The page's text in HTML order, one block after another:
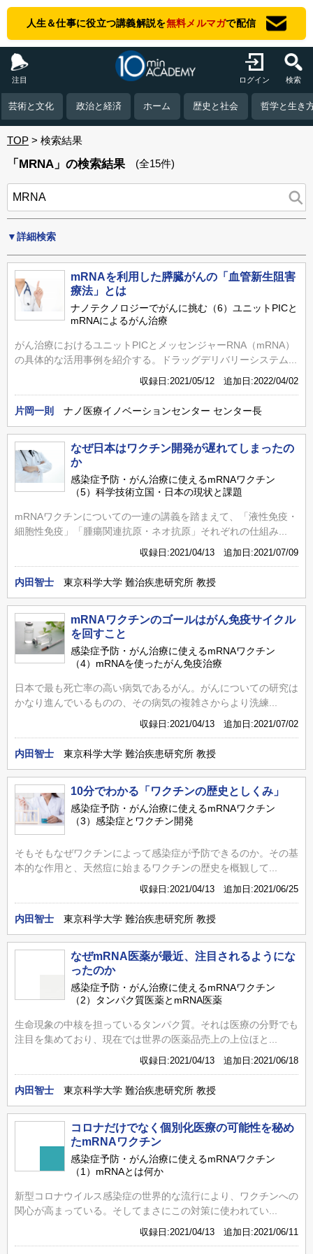
人生＆仕事に役立つ講義解説を無料メルマガで配信
注目 ログイン 検索
芸術と文化 政治と経済 ホーム 歴史と社会 哲学と生き
TOP 検索結果
「MRNA」の検索結果 (全15件)
▼詳細検索
mRNAを利用した膵臓がんの「血管新生阻害
療法」とは
ナノテクノロジーでがんに挑む（6）ユニットPICと
mRNAによるがん治療
がん治療におけるユニットPICとメッセンジャーRNA（mRNA）
の具体的な活用事例を紹介する。ドラッグデリバリーシステム...
収録日:2021/05/12 追加日:2022/04/02
片岡一則 ナノ医療イノベーションセンター センター長
なぜ日本はワクチン開発が遅れてしまったの
か
感染症予防・がん治療に使えるmRNAワクチン
（5）科学技術立国・日本の現状と課題
mRNAワクチンについての一連の講義を踏まえて、「液性免疫・
細胞性免疫」「腫瘍関連抗原・ネオ抗原」それぞれの仕組み...
収録日:2021/04/13 追加日:2021/07/09
内田智士 東京科学大学 難治疾患研究所 教授
mRNAワクチンのゴールはがん免疫サイクル
を回すこと
感染症予防・がん治療に使えるmRNAワクチン
（4）mRNAを使ったがん免疫治療
日本で最も死亡率の高い病気であるがん。がんについての研究は
かなり進んでいるものの、その病気の複雑さからより洗練...
収録日:2021/04/13 追加日:2021/07/02
内田智士 東京科学大学 難治疾患研究所 教授
10分でわかる「ワクチンの歴史としくみ」
感染症予防・がん治療に使えるmRNAワクチン
（3）感染症とワクチン開発
そもそもなぜワクチンによって感染症が予防できるのか。その基
本的な作用と、天然痘に始まるワクチンの歴史を概観して...
収録日:2021/04/13 追加日:2021/06/25
内田智士 東京科学大学 難治疾患研究所 教授
なぜmRNA医薬が最近、注目されるようにな
ったのか
感染症予防・がん治療に使えるmRNAワクチン
（2）タンパク質医薬とmRNA医薬
生命現象の中核を担っているタンパク質。それは医療の分野でも
注目を集めており、現在では世界の医薬品売上の上位ほと...
収録日:2021/04/13 追加日:2021/06/18
内田智士 東京科学大学 難治疾患研究所 教授
コロナだけでなく個別化医療の可能性を秘め
たmRNAワクチン
感染症予防・がん治療に使えるmRNAワクチン
（1）mRNAとは何か
新型コロナウイルス感染症の世界的な流行により、ワクチンへの
関心が高まっている。そしてまさにこの対策に使われてい...
収録日:2021/04/13 追加日:2021/06/11